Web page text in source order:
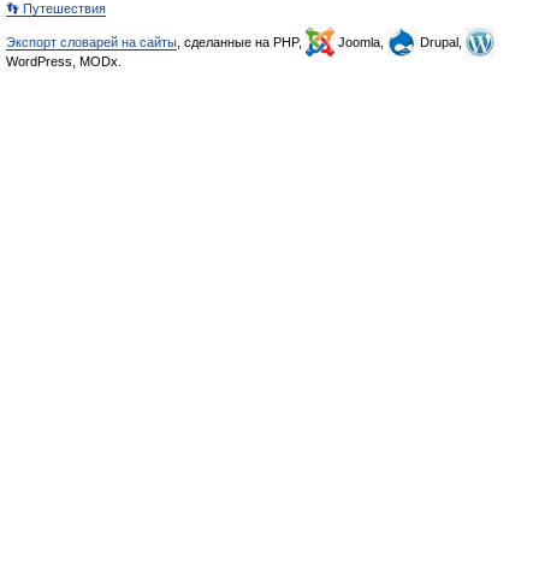
👣 Путешествия
Экспорт словарей на сайты , сделанные на PHP, Joomla,
Drupal,
WordPress, MODx.